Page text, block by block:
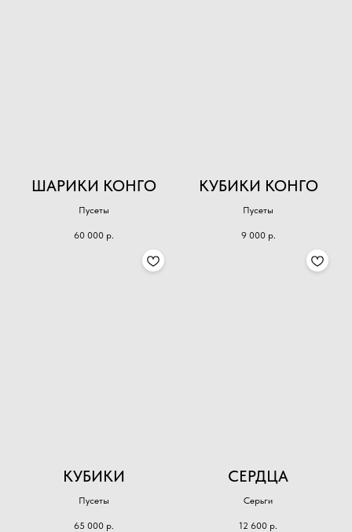
ШАРИКИ КОНГО
Пусеты
60 000 р.
КУБИКИ КОНГО
Пусеты
9 000 р.
КУБИКИ
Пусеты
65 000 р.
СЕРДЦА
Серьги
12 600 р.